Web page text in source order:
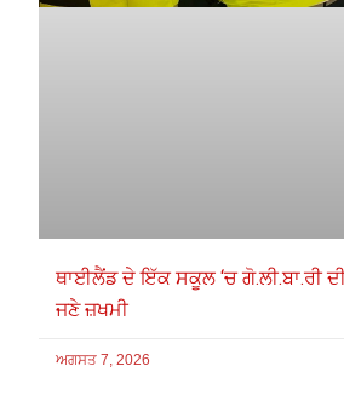
ਥਾਈਲੈਂਡ ਦੇ ਇੱਕ ਸਕੂਲ ‘ਚ ਗੋ.ਲੀ.ਬਾ.ਰੀ
ਜਣੇ ਜ਼ਖਮੀ
ਅਗਸਤ 7, 2026